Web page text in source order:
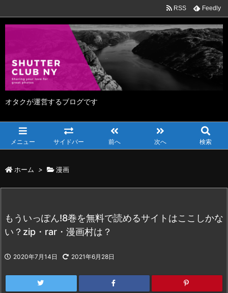
オタクが運営するブログです
メニュー サイドバー 前へ 次へ 検索
RSS Feedly
ホーム > 漫画
もういっぽん!8巻を無料で読めるサイトはここしかな
い？zip・rar・漫画村は？
2020年7月14日 2021年6月28日